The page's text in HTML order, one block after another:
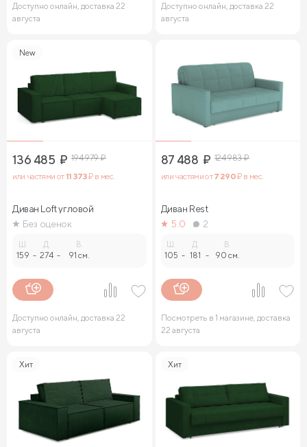
Доступно онлайн, доставка 22
августа
Доступно онлайн, доставка 22
августа
New
136 485 ₽ 194 979₽
или частями от11 373₽ в мес.
Диван Loft угловой
Без оценок
159 -
Д.
274 -
В.
91 см.
Доступно онлайн, доставка 22
августа
87 488 ₽ 124 983₽
или частями от7 290₽ в мес.
Диван Rest
5.0
2
105 -
Д.
181 -
В.
90 см.
Посмотреть в 1 магазине, доставка
22 августа
Хит Хит